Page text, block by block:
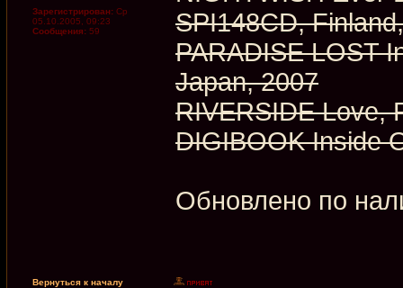
Зарегистрирован: Ср
05.10.2005, 09:23
Сообщения: 59
SPI148CD,
PARADISE LOST
Japan, 2007
RIVERSIDE Love,
DIGIBOOK Inside
Обновлено по
Вернуться к началу